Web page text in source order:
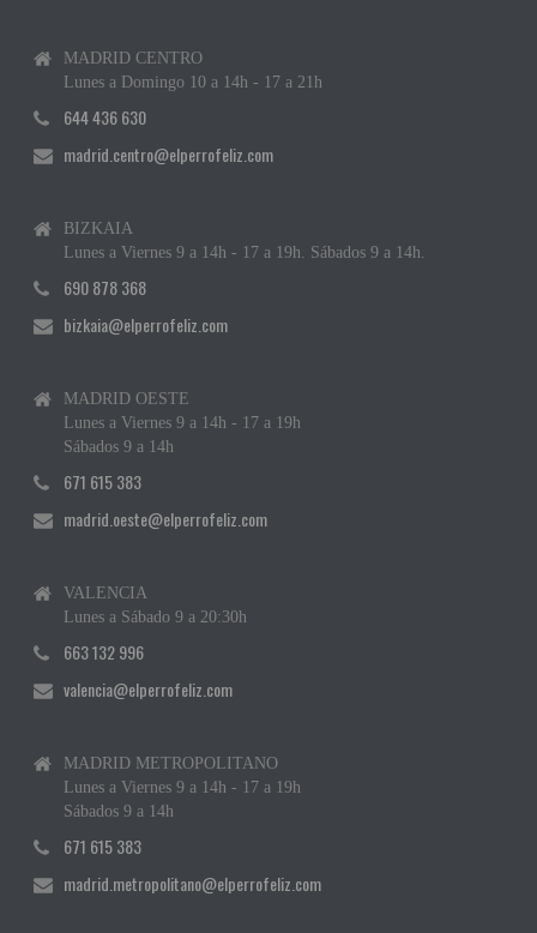
MADRID CENTRO
Lunes a Domingo 10 a 14h - 17 a 21h
644 436 630
madrid.centro@elperrofeliz.com
BIZKAIA
Lunes a Viernes 9 a 14h - 17 a 19h. Sábados 9 a 14h.
690 878 368
bizkaia@elperrofeliz.com
MADRID OESTE
Lunes a Viernes 9 a 14h - 17 a 19h
Sábados 9 a 14h
671 615 383
madrid.oeste@elperrofeliz.com
VALENCIA
Lunes a Sábado 9 a 20:30h
663 132 996
valencia@elperrofeliz.com
MADRID METROPOLITANO
Lunes a Viernes 9 a 14h - 17 a 19h
Sábados 9 a 14h
671 615 383
madrid.metropolitano@elperrofeliz.com